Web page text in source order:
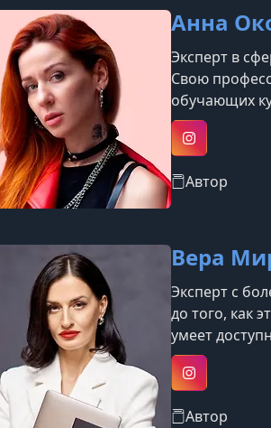
Анна
Эксперт в
Свою
обучающих
техники,
Европы по
Instagram
Автор
Вера
Эксперт с
до того, как
умеет
обучения.
nail-Instagram
Автор